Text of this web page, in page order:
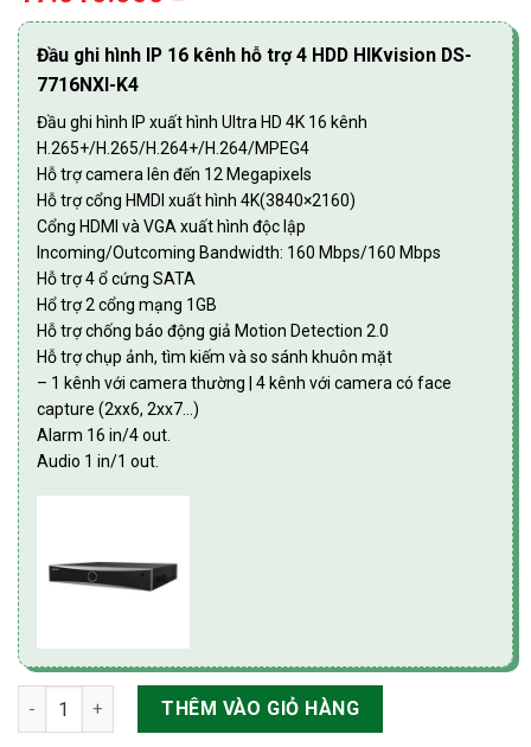
Đầu ghi hình IP 16 kênh hỗ trợ 4 HDD HIKvision DS-
7716NXI-K4
Đầu ghi hình IP xuất hình Ultra HD 4K 16 kênh
H.265+/H.265/H.264+/H.264/MPEG4
Hỗ trợ camera lên đến 12 Megapixels
Hỗ trợ cổng HMDI xuất hình 4K(3840×2160)
Cổng HDMI và VGA xuất hình độc lập
Incoming/Outcoming Bandwidth: 160 Mbps/160 Mbps
Hỗ trợ 4 ổ cứng SATA
Hổ trợ 2 cổng mạng 1GB
Hỗ trợ chống báo động giả Motion Detection 2.0
Hỗ trợ chụp ảnh, tìm kiếm và so sánh khuôn mặt
– 1 kênh với camera thường | 4 kênh với camera có face
capture (2xx6, 2xx7…)
Alarm 16 in/4 out.
Audio 1 in/1 out.
Đầu ghi hình IP 16 kênh hỗ trợ 4 HDD HIKvision DS-7716NXI-
THÊM VÀO GIỎ HÀNG